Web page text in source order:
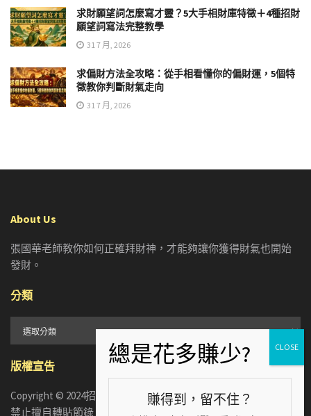
求財願望詞怎麼寫才靈？5大手相財庫特徵＋4種招財
願望詞寫法完整教學
31 7 月, 2026
求偏財方法全攻略：從手相看懂你的偏財運，5個特
徵教你判斷財氣走向
31 7 月, 2026
About Us
張國華老師教你如何正確拜財神，才能夠讓你獲得財氣也開始
發財。
分類
版權宣告
Copyright © 2024招財張國華. ALL RIGHTS RESERVED. 版權所有，
禁止擅自轉貼節錄
賺得到，留不住？